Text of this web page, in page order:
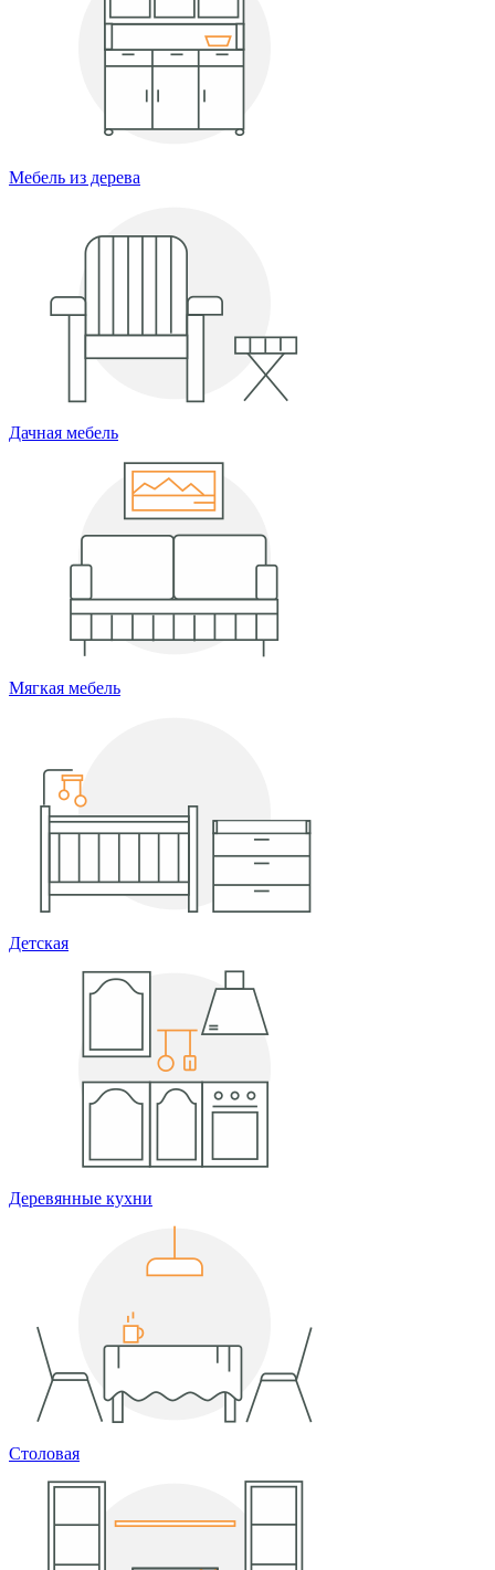
Мебель из дерева
Дачная мебель
Мягкая мебель
Детская
Деревянные кухни
Столовая